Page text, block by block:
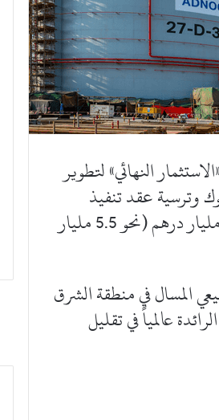
النهائي» لتطوير
وترسية عقد تنفيذ
أعمال الهندسة والمشتريات والتشييد الخاص به بقيمة تصل إلى 20.2 مليار درهم (نحو 5.5 مليار
المسال في منطقة الشرق
عالمياً في تقليل